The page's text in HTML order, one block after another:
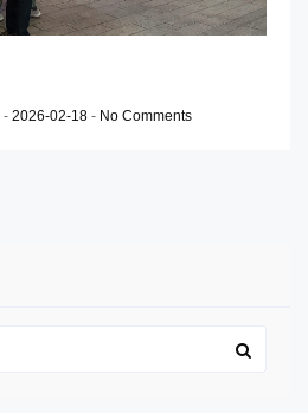
- 2026-02-18 - No Comments